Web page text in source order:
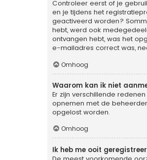
Controleer eerst of je
en je tijdens het
geactiveerd worden?
hebt, werd ook
ontvangen hebt, was het
e-mailadres correct was,
Omhoog
Waarom kan ik niet
Er zijn verschillende
opnemen met de
opgelost worden.
Omhoog
Ik heb me ooit